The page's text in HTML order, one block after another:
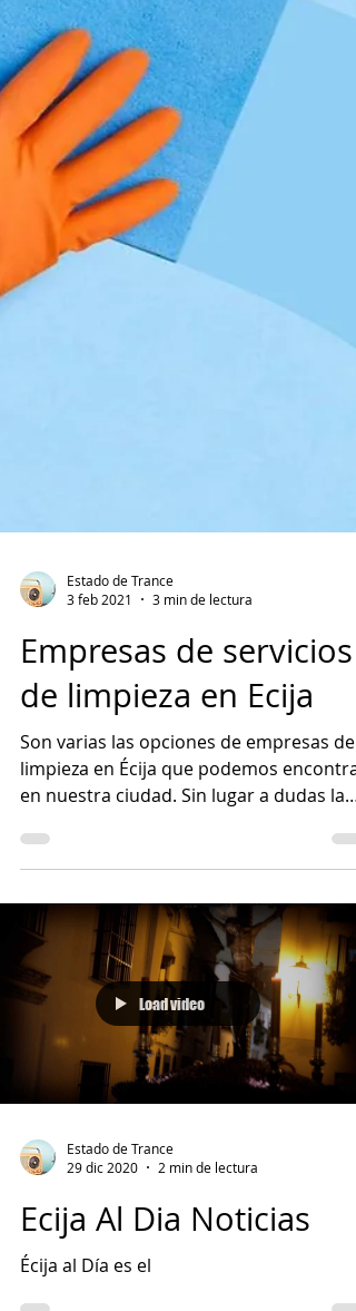
Estado de Trance
3 feb 2021
3 min de lectura
Empresas de servicios
de limpieza en Ecija
Son varias las opciones de empresas de
limpieza en Écija que podemos encontrar
en nuestra ciudad. Sin lugar a dudas la
empresa más...
Load video